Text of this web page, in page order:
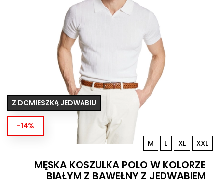
Z DOMIESZKĄ JEDWABIU
-14%
M L XL XXL
MĘSKA KOSZULKA POLO W KOLORZE
BIAŁYM Z BAWEŁNY Z JEDWABIEM